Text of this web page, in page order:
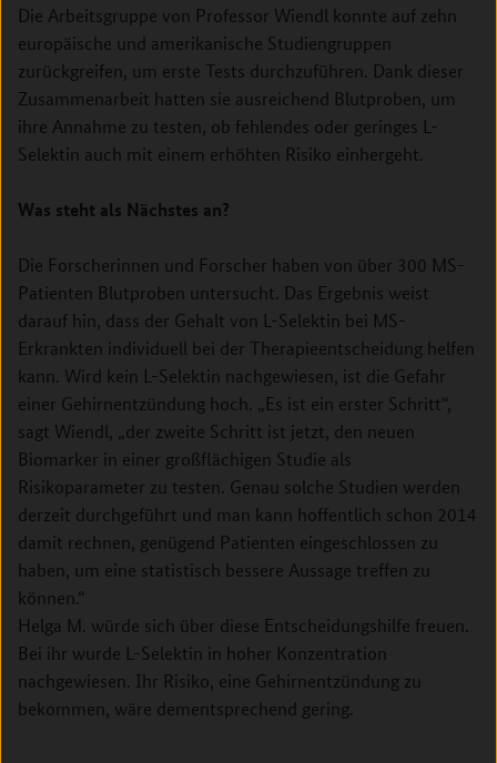
Die Arbeitsgruppe von Professor Wiendl konnte auf zehn
europäische und amerikanische Studiengruppen
zurückgreifen, um erste Tests durchzuführen. Dank dieser
Zusammenarbeit hatten sie ausreichend Blutproben, um
ihre Annahme zu testen, ob fehlendes oder geringes L­-
Selektin auch mit einem erhöhten Risiko einhergeht.
Was steht als Nächstes an?
Die Forscherinnen und Forscher haben von über 300 MS-
Patienten Blutproben untersucht. Das Ergebnis weist
darauf hin, dass der Gehalt von L-­Selektin bei MS­-
Erkrankten individuell bei der Therapieentscheidung helfen
kann. Wird kein L-­Selektin nachgewiesen, ist die Gefahr
einer Gehirnentzündung hoch. „Es ist ein erster Schritt“,
sagt Wiendl, „der zweite Schritt ist jetzt, den neuen
Biomarker in einer großflächigen Studie als
Risikoparameter zu testen. Genau solche Studien werden
derzeit durchgeführt und man kann hoffentlich schon 2014
damit rechnen, genügend Patienten eingeschlossen zu
haben, um eine statistisch bessere Aussage treffen zu
können.“
Helga M. würde sich über diese Entscheidungshilfe freuen.
Bei ihr wurde L-­Selektin in hoher Konzentration
nachgewiesen. Ihr Risiko, eine Gehirnentzündung zu
bekommen, wäre dementsprechend gering.